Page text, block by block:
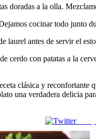
doradas a la olla.
cocinar todo junto
laurel antes de servir el
cerdo con patatas a la
clásica y
una verdadera delicia